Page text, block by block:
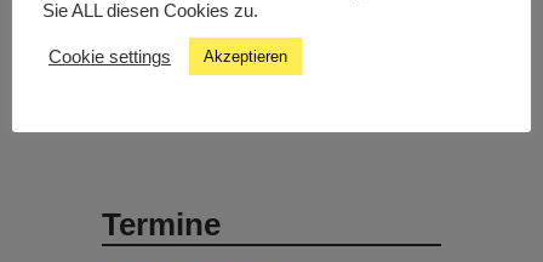
Studiochat
Termine
Sie ALL diesen Cookies zu.
Cookie settings Akzeptieren